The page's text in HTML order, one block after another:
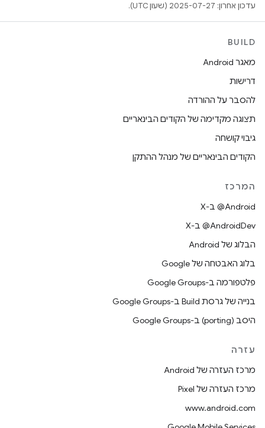
עדכון אחרון: 2025-07-27 (שעון UTC).
BUILD
מאגר Android
דרישות
להסבר על ההורדה
תצוגה מקדימה של הקודים הבינאריים
גיבוי קושחה
הקודים הבינאריים של מנהל ההתקן
המרכז
‫‎@Android ב-X
‫‎@AndroidDev ב-X
הבלוג של Android
בלוג האבטחה של Google
פלטפורמה ב-Google Groups
בנייה של גרסת Build ב-Google Groups
היסב (porting) ב-Google Groups
עזרה
מרכז העזרה של Android
מרכז העזרה של Pixel
www.android.com